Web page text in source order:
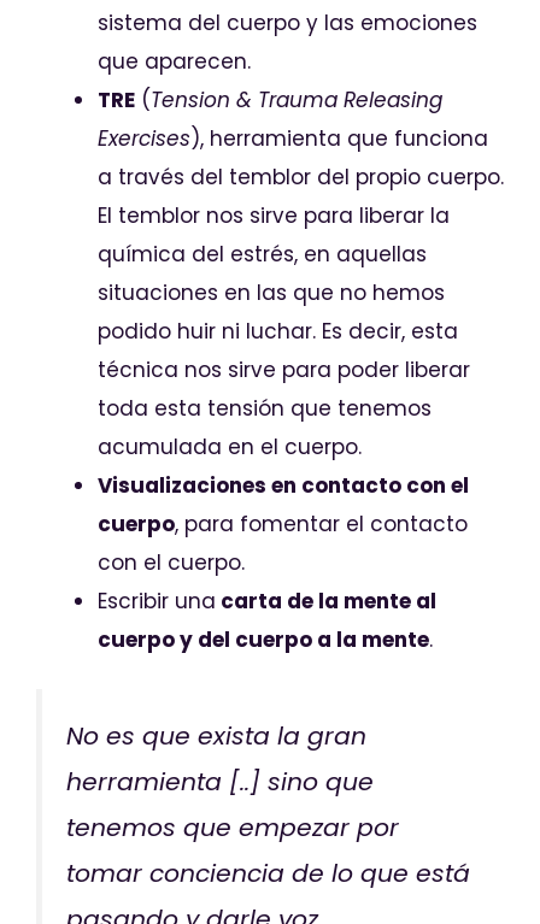
sistema del cuerpo y las emociones
que aparecen.
TRE (Tension & Trauma Releasing
Exercises), herramienta que funciona
a través del temblor del propio cuerpo.
El temblor nos sirve para liberar la
química del estrés, en aquellas
situaciones en las que no hemos
podido huir ni luchar. Es decir, esta
técnica nos sirve para poder liberar
toda esta tensión que tenemos
acumulada en el cuerpo.
Visualizaciones en contacto con el
cuerpo, para fomentar el contacto
con el cuerpo.
Escribir una carta de la mente al
cuerpo y del cuerpo a la mente.
No es que exista la gran
herramienta [..] sino que
tenemos que empezar por
tomar conciencia de lo que está